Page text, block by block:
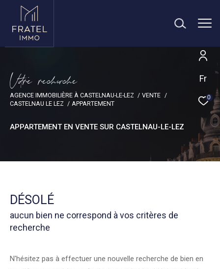
Fr
0
Vore recece
AGENCE IMMOBILIÈRE À CASTELNAU-LE-LEZ
VENTE
CASTELNAU LE LEZ
APPARTEMENT
APPARTEMENT EN VENTE SUR CASTELNAU-LE-LEZ
DÉSOLÉ
aucun bien ne correspond à vos critères de
recherche
N'hésitez pas à effectuer une nouvelle recherche de bien en